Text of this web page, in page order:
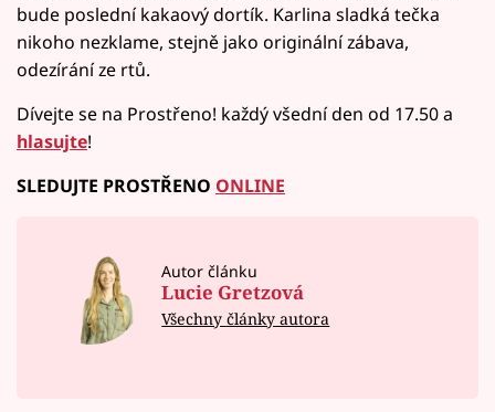
bude poslední kakaový dortík. Karlina sladká tečka
nikoho nezklame, stejně jako originální zábava,
odezírání ze rtů.
Dívejte se na Prostřeno! každý všední den od 17.50 a
hlasujte!
SLEDUJTE PROSTŘENO ONLINE
Autor článku
Lucie Gretzová
Všechny články autora